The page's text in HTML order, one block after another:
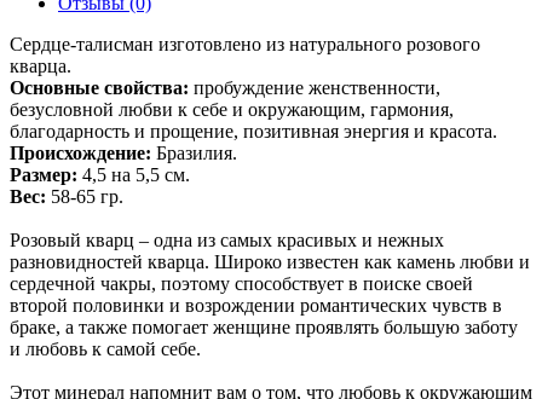
Сердце-талисман изготовлено из натурального розового
кварца.
Основные свойства: пробуждение женственности,
безусловной любви к себе и окружающим, гармония,
благодарность и прощение, позитивная энергия и красота.
Происхождение: Бразилия.
Размер: 4,5 на 5,5 см.
Вес: 58-65 гр.
Розовый кварц – одна из самых красивых и нежных
разновидностей кварца. Широко известен как камень любви и
сердечной чакры, поэтому способствует в поиске своей
второй половинки и возрождении романтических чувств в
браке, а также помогает женщине проявлять большую заботу
и любовь к самой себе.
Этот минерал напомнит вам о том, что любовь к окружающим